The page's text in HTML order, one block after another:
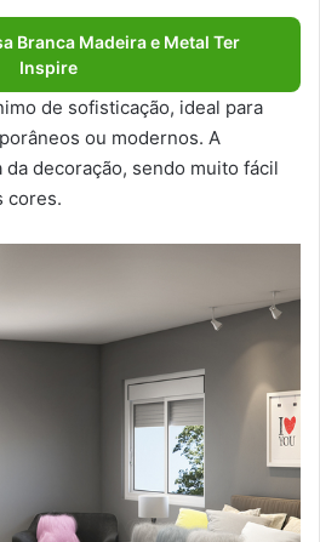
Branca Madeira e Metal Ter
Inspire
de sofisticação, ideal para
ou modernos. A
decoração, sendo muito fácil
cores.